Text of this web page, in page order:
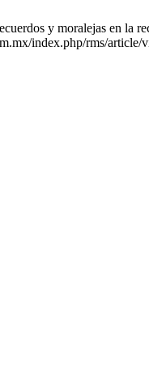
y moralejas en la
index.php/rms/article/